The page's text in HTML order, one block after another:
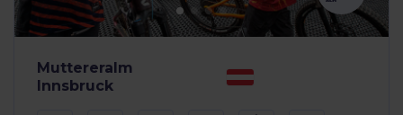
Muttereralm
Innsbruck